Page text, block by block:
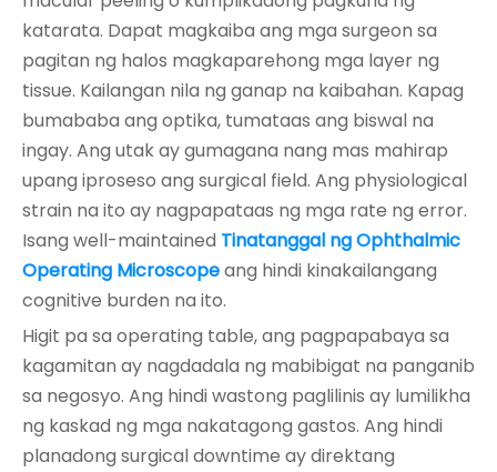
katarata. Dapat magkaiba ang mga surgeon sa
pagitan ng halos magkaparehong mga layer ng
tissue. Kailangan nila ng ganap na kaibahan. Kapag
bumababa ang optika, tumataas ang biswal na
ingay. Ang utak ay gumagana nang mas mahirap
upang iproseso ang surgical field. Ang physiological
strain na ito ay nagpapataas ng mga rate ng error.
Isang well-maintained Tinatanggal ng Ophthalmic
Operating Microscopeang hindi kinakailangang
cognitive burden na ito.
Higit pa sa operating table, ang pagpapabaya sa
kagamitan ay nagdadala ng mabibigat na panganib
sa negosyo. Ang hindi wastong paglilinis ay lumilikha
ng kaskad ng mga nakatagong gastos. Ang hindi
planadong surgical downtime ay direktang